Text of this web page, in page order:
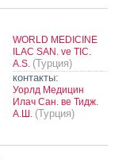
WORLD MEDICINE
ILAC SAN. ve TIC.
A.S. (Турция)
контакты:
Уорлд Медицин
Илач Сан. ве Тидж.
А.Ш. (Турция)